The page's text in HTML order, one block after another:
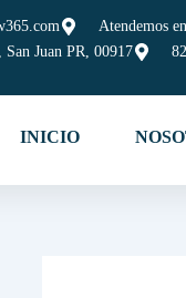
Atendemos
Juan PR, 00917
INICIO